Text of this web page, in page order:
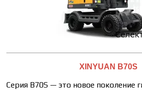
ХINYUАN В70S
Серия В70S — это новое поколение